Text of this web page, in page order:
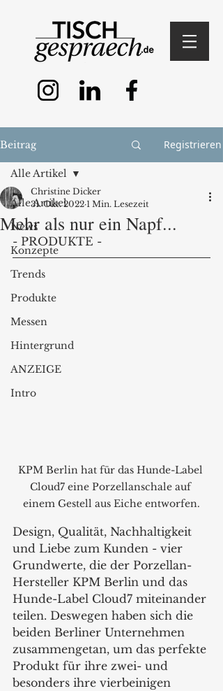
Beitrag Registrieren
Alle Artikel
News
Konzepte
Trends
Produkte
Messen
Hintergrund
ANZEIGE
Intro
Alle Artikel
Mehr als nur ein Napf...
Christine Dicker
31. Okt. 2022 1 Min. Lesezeit
- PRODUKTE -
KPM Berlin hat für das Hunde-Label
Cloud7 eine Porzellanschale auf
einem Gestell aus Eiche entworfen.
Design, Qualität, Nachhaltigkeit
und Liebe zum Kunden - vier
Grundwerte, die der Porzellan-
Hersteller KPM Berlin und das
Hunde-Label Cloud7 miteinander
teilen. Deswegen haben sich die
beiden Berliner Unternehmen
zusammengetan, um das perfekte
Produkt für ihre zwei- und
besonders ihre vierbeinigen